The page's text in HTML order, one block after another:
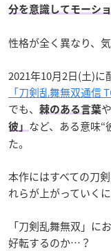
分を意識してモーシ
性格が全く異なり、
2021年10月2日(土)に
「刀剣乱舞無双通信
でも、
棘のある言葉や
彼」 など、ある意味“
た。
本作にはすべての刀
れらが上がっていく
「刀剣乱舞無双」に
好転するのか…？